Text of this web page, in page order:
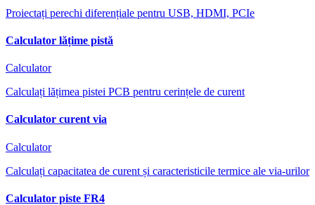
Proiectați perechi diferențiale pentru USB, HDMI, PCIe
Calculator lățime pistă
Calculator
Calculați lățimea pistei PCB pentru cerințele de curent
Calculator curent via
Calculator
Calculați capacitatea de curent și caracteristicile termice ale via-urilor
Calculator piste FR4